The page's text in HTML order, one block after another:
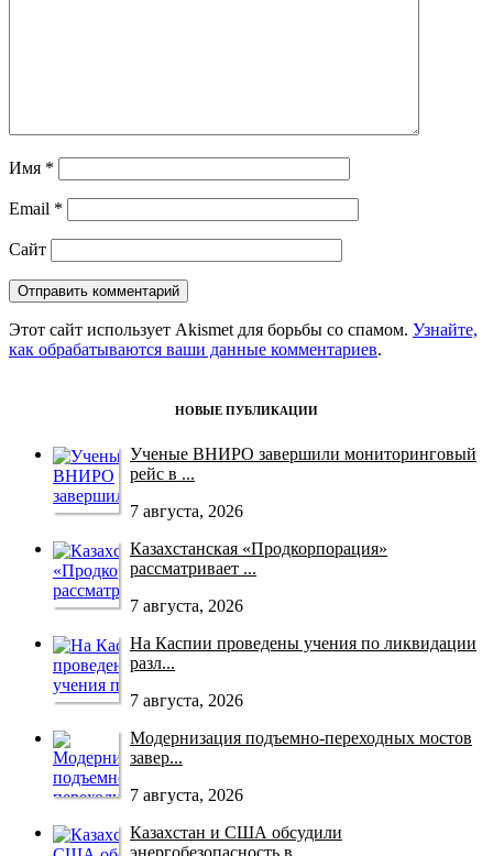
Имя *
Email *
Сайт
Этот сайт использует Akismet для борьбы со спамом. Узнайте,
как обрабатываются ваши данные комментариев.
НОВЫЕ ПУБЛИКАЦИИ
Ученые ВНИРО завершили мониторинговый
рейс в ...
7 августа, 2026
Казахстанская «Продкорпорация»
рассматривает ...
7 августа, 2026
На Каспии проведены учения по ликвидации
разл...
7 августа, 2026
Модернизация подъемно-переходных мостов
завер...
7 августа, 2026
Казахстан и США обсудили